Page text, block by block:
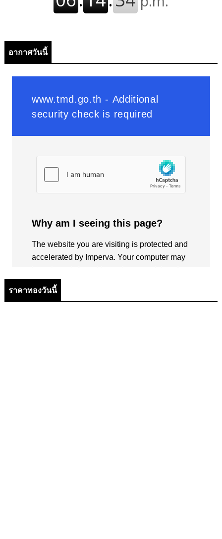
อากาศวันนี้
ราคาทองวันนี้